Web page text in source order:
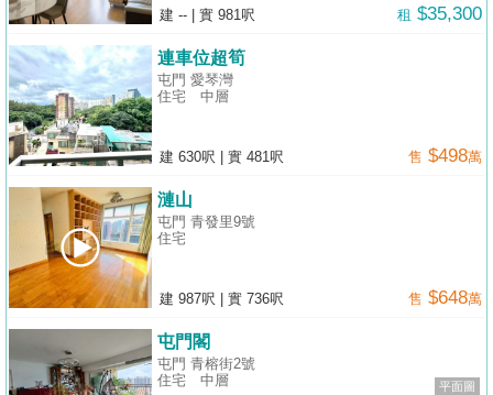
建 -- 實 981呎 租 $35,300
連車位超筍
屯門 愛琴灣
住宅
中層
建 630呎 實 481呎 售 $498萬
漣山
屯門 青發里9號
住宅
建 987呎 實 736呎 售 $648萬
平面圖
屯門閣
屯門 青榕街2號
住宅
中層